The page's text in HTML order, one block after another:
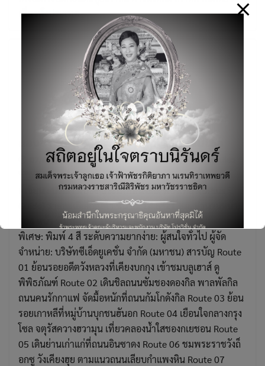
เที่ยวทั้งประเทศ
สองขาพาตะลุยเกาหลี Seoul และรอบโซล
07/03/2018 หนังสือ ,หนังสือ out of print,หนังสือท่องเที่ยว
ต่างประเทศ
ผู้เขียน : ปวีณา มีป้อง ประเภทหนังสือ: ท่องเที่ยว(DPlus
Guide) รายละเอียดสินค้า ขนาด: 14.5*21 ซม. จำนวนหน้า:
304 หน้า พิมพ์ครั้งที่ 1: กรกฎาคม 2556 ลักษณะ
พิเศษ: พิมพ์ 4 สี ระดับความยากง่าย: ผู้สนใจทั่วไป ผู้จัด
จำหน่าย: บริษัทซีเอ็ดยูเคชั่น จำกัด (มหาชน) สารบัญ Route
01 ย้อนรอยอดีตวังหลวงที่เคียงบกกุง เข้าชมบลูเฮาส์ ดู
พิพิธภัณฑ์ Route 02 เดินชิลถนนซัมชองดองกิล พาลพัลกิล
ถนนคนรักกาแฟ จัดมื้อหนักที่ถนนกัมโกดังกิล Route 03 ย้อน
รอยเกาหลีที่หมู่บ้านบุกชนฮันอก Route 04 เยือนใจกลางกรุง
โซล จตุรัสควางฮวามุน เที่ยวคลองน้ำใสชองกเยชอน Route
05 เดินย่านเก่าแก่ที่ถนนอินซาดง Route 06 ชมพระราชวังถ็
อกซู วังเคียงฮุย ตามแนวถนนเลียบกำแพงหิน Route 07
This will close in6seconds